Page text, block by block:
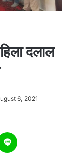
दलाल
6, 2021